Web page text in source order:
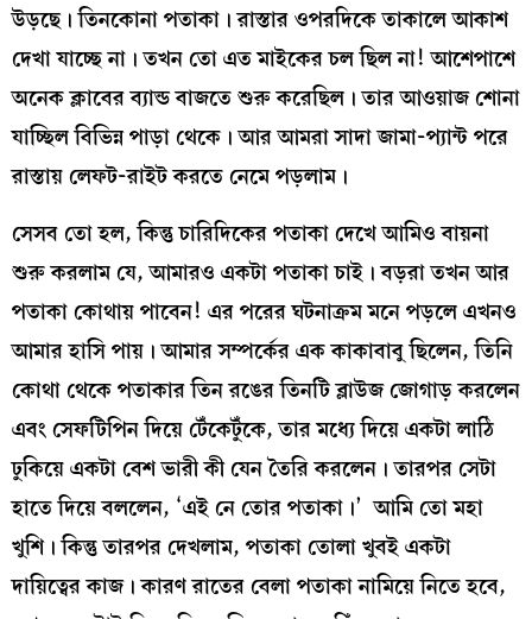
উড়ছে। তিনকোনা পতাকা। রাস্তার ওপরদিকে তাকালে আকাশ
দেখা যাচ্ছে না। তখন তো এত মাইকের চল ছিল না! আশেপাশে
অনেক ক্লাবের ব্যান্ড বাজতে শুরু করেছিল। তার আওয়াজ শোনা
যাচ্ছিল বিভিন্ন পাড়া থেকে। আর আমরা সাদা জামা-প্যান্ট পরে
রাস্তায় লেফট-রাইট করতে নেমে পড়লাম।
সেসব তো হল, কিন্তু চারিদিকের পতাকা দেখে আমিও বায়না
শুরু করলাম যে, আমারও একটা পতাকা চাই। বড়রা তখন আর
পতাকা কোথায় পাবেন! এর পরের ঘটনাক্রম মনে পড়লে এখনও
আমার হাসি পায়। আমার সম্পর্কের এক কাকাবাবু ছিলেন, তিনি
কোথা থেকে পতাকার তিন রঙের তিনটি ব্লাউজ জোগাড় করলেন
এবং সেফটিপিন দিয়ে টেঁকেটুঁকে, তার মধ্যে দিয়ে একটা লাঠি
ঢুকিয়ে একটা বেশ ভারী কী যেন তৈরি করলেন। তারপর সেটা
হাতে দিয়ে বললেন, ‘এই নে তোর পতাকা।’ আমি তো মহা
খুশি। কিন্তু তারপর দেখলাম, পতাকা তোলা খুবই একটা
দায়িত্বের কাজ। কারণ রাতের বেলা পতাকা নামিয়ে নিতে হবে,